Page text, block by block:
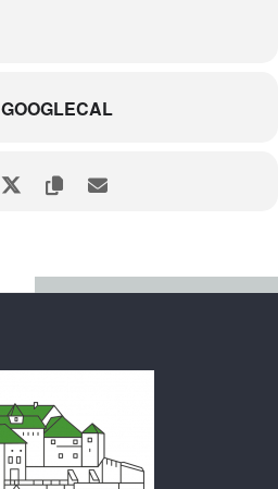
GOOGLECAL